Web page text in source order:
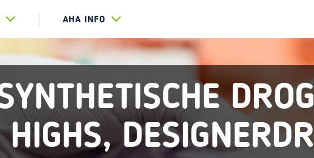
AHA INFO